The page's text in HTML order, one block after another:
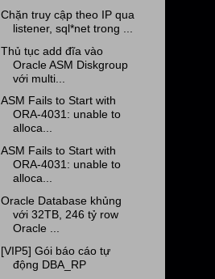
Chặn truy cập theo IP qua
listener, sql*net trong ...
Thủ tục add đĩa vào
Oracle ASM Diskgroup
với multi...
ASM Fails to Start with
ORA-4031: unable to
alloca...
ASM Fails to Start with
ORA-4031: unable to
alloca...
Oracle Database khủng
với 32TB, 246 tỷ row
Oracle ...
[VIP5] Gói báo cáo tự
động DBA_RP